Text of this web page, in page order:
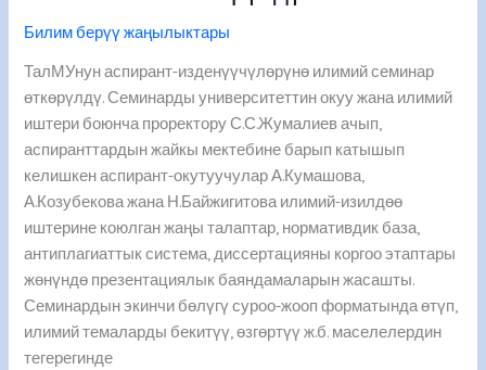
Билим берүү жаңылыктары
ТалМУнун аспирант-изденүүчүлөрүнө илимий семинар
өткөрүлдү. Семинарды университеттин окуу жана илимий
иштери боюнча проректору С.С.Жумалиев ачып,
аспиранттардын жайкы мектебине барып катышып
келишкен аспирант-окутуучулар А.Кумашова,
А.Козубекова жана Н.Байжигитова илимий-изилдөө
иштерине коюлган жаңы талаптар, нормативдик база,
антиплагиаттык система, диссертацияны коргоо этаптары
жөнүндө презентациялык баяндамаларын жасашты.
Семинардын экинчи бөлүгү суроо-жооп форматында өтүп,
илимий темаларды бекитүү, өзгөртүү ж.б. маселелердин
тегерегинде